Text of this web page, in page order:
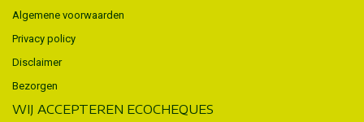
Algemene voorwaarden
Privacy policy
Disclaimer
Bezorgen
WIJ ACCEPTEREN ECOCHEQUES